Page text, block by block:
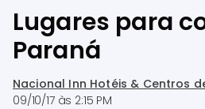
Lugares para
Paraná
Nacional Inn Hotéis & Centros
09/10/17 às 2:15 PM